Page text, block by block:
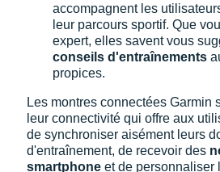
accompagnent les
leur parcours sportif. Que
expert, elles savent vous
conseils d'entraînements
propices.
Les montres connectées Garmin
leur connectivité qui offre aux
de synchroniser aisément leurs
d'entraînement, de recevoir des
smartphone et de personnaliser